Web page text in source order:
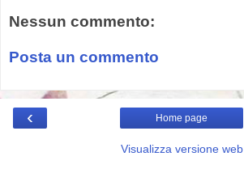
Nessun commento:
Posta un commento
‹ Home page
Visualizza versione web